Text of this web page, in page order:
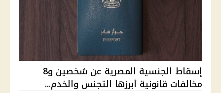
إسقاط الجنسية المصرية عن شخصين و8
مخالفات قانونية أبرزها التجنس والخدم...